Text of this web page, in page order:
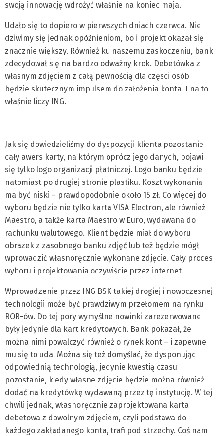
swoją innowację wdrożyć właśnie na koniec maja.
Udało się to dopiero w pierwszych dniach czerwca. Nie
dziwimy się jednak opóźnieniom, bo i projekt okazał się
znacznie większy. Również ku naszemu zaskoczeniu, bank
zdecydował się na bardzo odważny krok. Debetówka z
własnym zdjęciem z całą pewnością dla częsci osób
będzie skutecznym impulsem do założenia konta. I na to
właśnie liczy ING.
Jak się dowiedzieliśmy do dyspozycji klienta pozostanie
cały awers karty, na którym oprócz jego danych, pojawi
się tylko logo organizacji płatniczej. Logo banku będzie
natomiast po drugiej stronie plastiku. Koszt wykonania
ma być niski – prawdopodobnie około 15 zł. Co więcej do
wyboru będzie nie tylko karta VISA Electron, ale również
Maestro, a także karta Maestro w Euro, wydawana do
rachunku walutowego. Klient będzie miał do wyboru
obrazek z zasobnego banku zdjęć lub też będzie mógł
wprowadzić własnoręcznie wykonane zdjęcie. Cały proces
wyboru i projektowania oczywiście przez internet.
Wprowadzenie przez ING BSK takiej drogiej i nowoczesnej
technologii może być prawdziwym przełomem na rynku
ROR-ów. Do tej pory wymyślne nowinki zarezerwowane
były jedynie dla kart kredytowych. Bank pokazał, że
można nimi powalczyć również o rynek kont – i zapewne
mu się to uda. Można się też domyślać, że dysponując
odpowiednią technologią, jedynie kwestią czasu
pozostanie, kiedy własne zdjęcie będzie można również
dodać na kredytówkę wydawaną przez tę instytucję. W tej
chwili jednak, własnoręcznie zaprojektowana karta
debetowa z dowolnym zdjęciem, czyli podstawa do
każdego zakładanego konta, trafi pod strzechy. Coś nam